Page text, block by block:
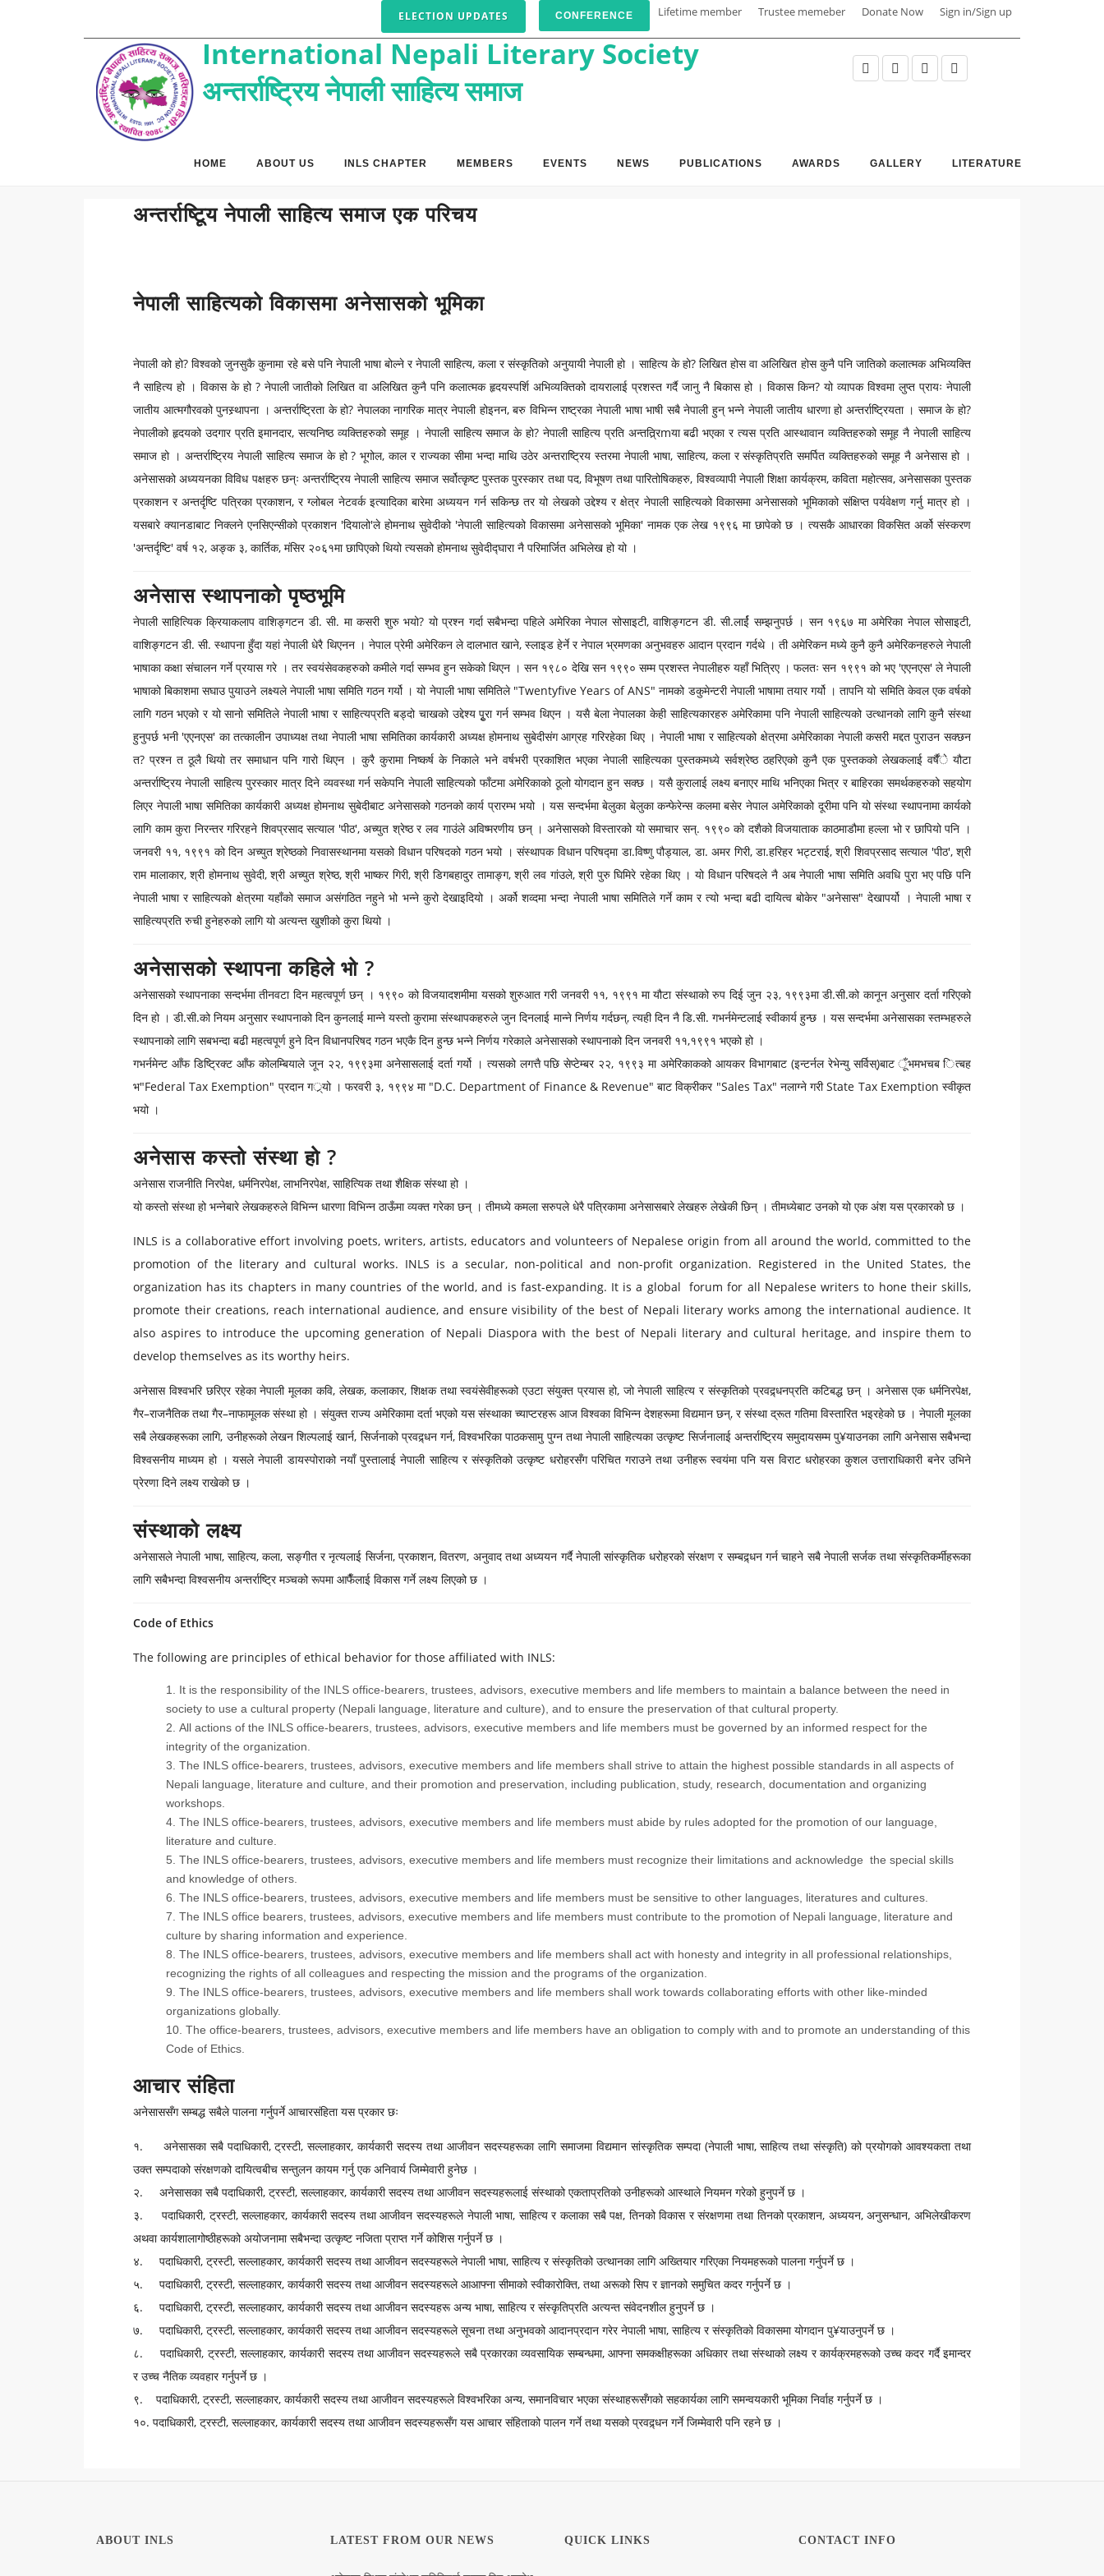
ELECTION UPDATES CONFERENCE Lifetime member Trustee memeber Donate Now Sign in/Sign up
International Nepali Literary Society
अन्तर्राष्ट्रिय नेपाली साहित्य समाज
HOME ABOUT US INLS CHAPTER MEMBERS EVENTS NEWS PUBLICATIONS AWARDS GALLERY LITERATURE
अन्तर्राष्टिूय नेपाली साहित्य समाज एक परिचय
नेपाली साहित्यको विकासमा अनेसासको भूमिका
नेपाली को हो? विश्वको जुनसुकै कुनामा रहे बसे पनि नेपाली भाषा बोल्ने र नेपाली साहित्य, कला र संस्कृतिको अनुयायी नेपाली हो । साहित्य के हो? लिखित होस वा अलिखित होस कुनै पनि जातिको कलात्मक अभिव्यक्ति
नै साहित्य हो । विकास के हो ? नेपाली जातीको लिखित वा अलिखित कुनै पनि कलात्मक हृदयस्पर्शि अभिव्यक्तिको दायरालाई प्रशस्त गर्दै जानु नै बिकास हो । विकास किन? यो व्यापक विश्वमा लुप्त प्रायः नेपाली
जातीय आत्मगौरवको पुनस्र्थापना । अन्तर्राष्ट्रिता के हो? नेपालका नागरिक मात्र नेपाली होइनन, बरु विभिन्न राष्ट्रका नेपाली भाषा भाषी सबै नेपाली हुन् भन्ने नेपाली जातीय धारणा हो अन्तर्राष्ट्रियता । समाज के हो?
नेपालीको हृदयको उदगार प्रति इमानदार, सत्यनिष्ठ व्यक्तिहरुको समूह । नेपाली साहित्य समाज के हो? नेपाली साहित्य प्रति अन्तत्र्रिmया बढी भएका र त्यस प्रति आस्थावान व्यक्तिहरुको समूह नै नेपाली साहित्य
समाज हो । अन्तर्राष्ट्रिय नेपाली साहित्य समाज के हो ? भूगोल, काल र राज्यका सीमा भन्दा माथि उठेर अन्तराष्ट्रिय स्तरमा नेपाली भाषा, साहित्य, कला र संस्कृतिप्रति समर्पित व्यक्तिहरुको समूह नै अनेसास हो ।
अनेसासको अध्ययनका विविध पक्षहरु छन्ः अन्तर्राष्ट्रिय नेपाली साहित्य समाज सर्वोत्कृष्ट पुस्तक पुरस्कार तथा पद, विभूषण तथा पारितोषिकहरु, विश्वव्यापी नेपाली शिक्षा कार्यक्रम, कविता महोत्सव, अनेसासका पुस्तक
प्रकाशन र अन्तर्दृष्टि पत्रिका प्रकाशन, र ग्लोबल नेटवर्क इत्यादिका बारेमा अध्ययन गर्न सकिन्छ तर यो लेखको उद्देश्य र क्षेत्र नेपाली साहित्यको विकासमा अनेसासको भूमिकाको संक्षिप्त पर्यवेक्षण गर्नु मात्र हो ।
यसबारे क्यानडाबाट निक्लने एनसिएन्सीको प्रकाशन 'दियालो'ले होमनाथ सुवेदीको 'नेपाली साहित्यको विकासमा अनेसासको भूमिका' नामक एक लेख १९९६ मा छापेको छ । त्यसकै आधारका विकसित अर्को संस्करण
'अन्तर्दृष्टि' वर्ष १२, अङ्क ३, कार्तिक, मंसिर २०६१मा छापिएको थियो त्यसको होमनाथ सुवेदीद्घारा नै परिमार्जित अभिलेख हो यो ।
अनेसास स्थापनाको पृष्ठभूमि
नेपाली साहित्यिक क्रियाकलाप वाशिङ्गटन डी. सी. मा कसरी शुरु भयो? यो प्रश्न गर्दा सबैभन्दा पहिले अमेरिका नेपाल सोसाइटी, वाशिङ्गटन डी. सी.लार्ई सम्झनुपर्छ । सन १९६७ मा अमेरिका नेपाल सोसाइटी,
वाशिङ्गटन डी. सी. स्थापना हुँदा यहां नेपाली धेरै थिएनन । नेपाल प्रेमी अमेरिकन ले दालभात खाने, स्लाइड हेर्ने र नेपाल भ्रमणका अनुभवहरु आदान प्रदान गर्दथे । ती अमेरिकन मध्ये कुनै कुनै अमेरिकनहरुले नेपाली
भाषाका कक्षा संचालन गर्ने प्रयास गरे । तर स्वयंसेवकहरुको कमीले गर्दा सम्भव हुन सकेको थिएन । सन १९८० देखि सन १९९० सम्म प्रशस्त नेपालीहरु यहाँ भित्रिए । फलतः सन १९९१ को भए 'एएनएस' ले नेपाली
भाषाको बिकाशमा सघाउ पुयाउने लक्ष्यले नेपाली भाषा समिति गठन गर्यो । यो नेपाली भाषा समितिले "Twentyfive Years of ANS" नामको डकुमेन्टरी नेपाली भाषामा तयार गर्यो । तापनि यो समिति केवल एक वर्षको
लागि गठन भएको र यो सानो समितिले नेपाली भाषा र साहित्यप्रति बड्दो चाखको उद्देश्य पृुरा गर्न सम्भव थिएन । यसै बेला नेपालका केही साहित्यकारहरु अमेरिकामा पनि नेपाली साहित्यको उत्थानको लागि कुनै संस्था
हुनुपर्छ भनी 'एएनएस' का तत्कालीन उपाध्यक्ष तथा नेपाली भाषा समितिका कार्यकारी अध्यक्ष होमनाथ सुबेदीसंग आग्रह गरिरहेका थिए । नेपाली भाषा र साहित्यको क्षेत्रमा अमेरिकाका नेपाली कसरी मद्दत पुराउन सक्छन
त? प्रश्न त ठूलै थियो तर समाधान पनि गारो थिएन । कुरै कुरामा निष्कर्ष के निकाले भने वर्षभरी प्रकाशित भएका नेपाली साहित्यका पुस्तकमध्ये सर्वश्रेष्ठ ठहरिएको कुनै एक पुस्तकको लेखकलाई वर्षैंे यौटा
अन्तर्राष्ट्रिय नेपाली साहित्य पुरस्कार मात्र दिने व्यवस्था गर्न सकेपनि नेपाली साहित्यको फाँटमा अमेरिकाको ठूलो योगदान हुन सक्छ । यसै कुरालाई लक्ष्य बनाएर माथि भनिएका भित्र र बाहिरका समर्थकहरुको सहयोग
लिएर नेपाली भाषा समितिका कार्यकारी अध्यक्ष होमनाथ सुबेदीबाट अनेसासको गठनको कार्य प्रारम्भ भयो । यस सन्दर्भमा बेलुका बेलुका कन्फेरेन्स कलमा बसेर नेपाल अमेरिकाको दूरीमा पनि यो संस्था स्थापनामा कार्यको
लागि काम कुरा निरन्तर गरिरहने शिवप्रसाद सत्याल 'पीठ', अच्युत श्रेष्ठ र लव गाउंले अविष्मरणीय छन् । अनेसासको विस्तारको यो समाचार सन्. १९९० को दशैको विजयाताक काठमाडौमा हल्ला भो र छापियो पनि ।
जनवरी ११, १९९१ को दिन अच्युत श्रेष्ठको निवासस्थानमा यसको विधान परिषदको गठन भयो । संस्थापक विधान परिषद्मा डा.विष्णु पौड्याल, डा. अमर गिरी, डा.हरिहर भट्टराई, श्री शिवप्रसाद सत्याल 'पीठ', श्री
राम मालाकार, श्री होमनाथ सुवेदी, श्री अच्युत श्रेष्ठ, श्री भाष्कर गिरी, श्री डिगबहादुर तामाङ्ग, श्री लव गांउले, श्री पुरु घिमिरे रहेका थिए । यो विधान परिषदले नै अब नेपाली भाषा समिति अवधि पुरा भए पछि पनि
नेपाली भाषा र साहित्यको क्षेत्रमा यहाँको समाज असंगठित नहुने भो भन्ने कुरो देखाइदियो । अर्को शव्दमा भन्दा नेपाली भाषा समितिले गर्ने काम र त्यो भन्दा बढी दायित्व बोकेर "अनेसास" देखापर्यो । नेपाली भाषा र
साहित्यप्रति रुची हुनेहरुको लागि यो अत्यन्त खुशीको कुरा थियो ।
अनेसासको स्थापना कहिले भो ?
अनेसासको स्थापनाका सन्दर्भमा तीनवटा दिन महत्वपूर्ण छन् । १९९० को विजयादशमीमा यसको शुरुआत गरी जनवरी ११, १९९१ मा यौटा संस्थाको रुप दिई जुन २३, १९९३मा डी.सी.को कानून अनुसार दर्ता गरिएको
दिन हो । डी.सी.को नियम अनुसार स्थापनाको दिन कुनलाई मान्ने यस्तो कुरामा संस्थापकहरुले जुन दिनलाई मान्ने निर्णय गर्दछन्, त्यही दिन नै डि.सी. गभर्नमेन्टलाई स्वीकार्य हुन्छ । यस सन्दर्भमा अनेसासका स्तम्भहरुले
स्थापनाको लागि सबभन्दा बढी महत्वपूर्ण हुने दिन विधानपरिषद गठन भएकै दिन हुन्छ भन्ने निर्णय गरेकाले अनेसासको स्थापनाको दिन जनवरी ११,१९९१ भएको हो ।
गभर्नमेन्ट आँफ डिष्ट्रिक्ट आँफ कोलम्बियाले जून २२, १९९३मा अनेसासलाई दर्ता गर्यो । त्यसको लगत्तै पछि सेप्टेम्बर २२, १९९३ मा अमेरिकाकको आयकर विभागबाट (इन्टर्नल रेभेन्यु सर्विस्)बाट ूँभमभचब ित्बह
भ"Federal Tax Exemption" प्रदान गर््यो । फरवरी ३, १९९४ मा "D.C. Department of Finance & Revenue" बाट विक्रीकर "Sales Tax" नलाग्ने गरी State Tax Exemption स्वीकृत
भयो ।
अनेसास कस्तो संस्था हो ?
अनेसास राजनीति निरपेक्ष, धर्मनिरपेक्ष, लाभनिरपेक्ष, साहित्यिक तथा शैक्षिक संस्था हो ।
यो कस्तो संस्था हो भन्नेबारे लेखकहरुले विभिन्न धारणा विभिन्न ठाऊँमा व्यक्त गरेका छन् । तीमध्ये कमला सरुपले धेरै पत्रिकामा अनेसासबारे लेखहरु लेखेकी छिन् । तीमध्येबाट उनको यो एक अंश यस प्रकारको छ ।
INLS is a collaborative effort involving poets, writers, artists, educators and volunteers of Nepalese origin from all around the world, committed to the
promotion of the literary and cultural works. INLS is a secular, non-political and non-profit organization. Registered in the United States, the
organization has its chapters in many countries of the world, and is fast-expanding. It is a global forum for all Nepalese writers to hone their skills,
promote their creations, reach international audience, and ensure visibility of the best of Nepali literary works among the international audience. It
also aspires to introduce the upcoming generation of Nepali Diaspora with the best of Nepali literary and cultural heritage, and inspire them to
develop themselves as its worthy heirs.
अनेसास विश्वभरि छरिएर रहेका नेपाली मूलका कवि, लेखक, कलाकार, शिक्षक तथा स्वयंसेवीहरूको एउटा संयुक्त प्रयास हो, जो नेपाली साहित्य र संस्कृतिको प्रवद्र्धनप्रति कटिबद्ध छन् । अनेसास एक धर्मनिरपेक्ष,
गैर–राजनैतिक तथा गैर–नाफामूलक संस्था हो । संयुक्त राज्य अमेरिकामा दर्ता भएको यस संस्थाका च्याप्टरहरू आज विश्वका विभिन्न देशहरूमा विद्यमान छन्, र संस्था द्रूत गतिमा विस्तारित भइरहेको छ । नेपाली मूलका
सबै लेखकहरूका लागि, उनीहरूको लेखन शिल्पलाई खार्न, सिर्जनाको प्रवद्र्धन गर्न, विश्वभरिका पाठकसामु पुग्न तथा नेपाली साहित्यका उत्कृष्ट सिर्जनालाई अन्तर्राष्ट्रिय समुदायसम्म पु¥याउनका लागि अनेसास सबैभन्दा
विश्वसनीय माध्यम हो । यसले नेपाली डायस्पोराको नयाँ पुस्तालाई नेपाली साहित्य र संस्कृतिको उत्कृष्ट धरोहरसँग परिचित गराउने तथा उनीहरू स्वयंमा पनि यस विराट धरोहरका कुशल उत्ताराधिकारी बनेर उभिने
प्रेरणा दिने लक्ष्य राखेको छ ।
संस्थाको लक्ष्य
अनेसासले नेपाली भाषा, साहित्य, कला, सङ्गीत र नृत्यलाई सिर्जना, प्रकाशन, वितरण, अनुवाद तथा अध्ययन गर्दै नेपाली सांस्कृतिक धरोहरको संरक्षण र सम्बद्र्धन गर्न चाहने सबै नेपाली सर्जक तथा संस्कृतिकर्मीहरूका
लागि सबैभन्दा विश्वसनीय अन्तर्राष्ट्रि मञ्चको रूपमा आफैँलाई विकास गर्ने लक्ष्य लिएको छ ।
Code of Ethics
The following are principles of ethical behavior for those affiliated with INLS:
It is the responsibility of the INLS office-bearers, trustees, advisors, executive members and life members to maintain a balance between the need in
society to use a cultural property (Nepali language, literature and culture), and to ensure the preservation of that cultural property.
All actions of the INLS office-bearers, trustees, advisors, executive members and life members must be governed by an informed respect for the
integrity of the organization.
The INLS office-bearers, trustees, advisors, executive members and life members shall strive to attain the highest possible standards in all aspects of
Nepali language, literature and culture, and their promotion and preservation, including publication, study, research, documentation and organizing
workshops.
The INLS office-bearers, trustees, advisors, executive members and life members must abide by rules adopted for the promotion of our language,
literature and culture.
The INLS office-bearers, trustees, advisors, executive members and life members must recognize their limitations and acknowledge the special skills
and knowledge of others.
The INLS office-bearers, trustees, advisors, executive members and life members must be sensitive to other languages, literatures and cultures.
The INLS office bearers, trustees, advisors, executive members and life members must contribute to the promotion of Nepali language, literature and
culture by sharing information and experience.
The INLS office-bearers, trustees, advisors, executive members and life members shall act with honesty and integrity in all professional relationships,
recognizing the rights of all colleagues and respecting the mission and the programs of the organization.
The INLS office-bearers, trustees, advisors, executive members and life members shall work towards collaborating efforts with other like-minded
organizations globally.
The office-bearers, trustees, advisors, executive members and life members have an obligation to comply with and to promote an understanding of this
Code of Ethics.
आचार संहिता
अनेसाससँग सम्बद्ध सबैले पालना गर्नुपर्ने आचारसंहिता यस प्रकार छः
१. अनेसासका सबै पदाधिकारी, ट्रस्टी, सल्लाहकार, कार्यकारी सदस्य तथा आजीवन सदस्यहरूका लागि समाजमा विद्यमान सांस्कृतिक सम्पदा (नेपाली भाषा, साहित्य तथा संस्कृति) को प्रयोगको आवश्यकता तथा
उक्त सम्पदाको संरक्षणको दायित्वबीच सन्तुलन कायम गर्नु एक अनिवार्य जिम्मेवारी हुनेछ ।
२. अनेसासका सबै पदाधिकारी, ट्रस्टी, सल्लाहकार, कार्यकारी सदस्य तथा आजीवन सदस्यहरूलाई संस्थाको एकताप्रतिको उनीहरूको आस्थाले नियमन गरेको हुनुपर्ने छ ।
३. पदाधिकारी, ट्रस्टी, सल्लाहकार, कार्यकारी सदस्य तथा आजीवन सदस्यहरूले नेपाली भाषा, साहित्य र कलाका सबै पक्ष, तिनको विकास र संरक्षणमा तथा तिनको प्रकाशन, अध्ययन, अनुसन्धान, अभिलेखीकरण
अथवा कार्यशालागोष्ठीहरूको अयोजनामा सबैभन्दा उत्कृष्ट नजिता प्राप्त गर्ने कोशिस गर्नुपर्ने छ ।
४. पदाधिकारी, ट्रस्टी, सल्लाहकार, कार्यकारी सदस्य तथा आजीवन सदस्यहरूले नेपाली भाषा, साहित्य र संस्कृतिको उत्थानका लागि अख्तियार गरिएका नियमहरूको पालना गर्नुपर्ने छ ।
५. पदाधिकारी, ट्रस्टी, सल्लाहकार, कार्यकारी सदस्य तथा आजीवन सदस्यहरूले आआफ्ना सीमाको स्वीकारोक्ति, तथा अरूको सिप र ज्ञानको समुचित कदर गर्नुपर्ने छ ।
६. पदाधिकारी, ट्रस्टी, सल्लाहकार, कार्यकारी सदस्य तथा आजीवन सदस्यहरू अन्य भाषा, साहित्य र संस्कृतिप्रति अत्यन्त संवेदनशील हुनुपर्ने छ ।
७. पदाधिकारी, ट्रस्टी, सल्लाहकार, कार्यकारी सदस्य तथा आजीवन सदस्यहरूले सूचना तथा अनुभवको आदानप्रदान गरेर नेपाली भाषा, साहित्य र संस्कृतिको विकासमा योगदान पु¥याउनुपर्ने छ ।
८. पदाधिकारी, ट्रस्टी, सल्लाहकार, कार्यकारी सदस्य तथा आजीवन सदस्यहरूले सबै प्रकारका व्यवसायिक सम्बन्धमा, आफ्ना समकक्षीहरूका अधिकार तथा संस्थाको लक्ष्य र कार्यक्रमहरूको उच्च कदर गर्दै इमान्दर
र उच्च नैतिक व्यवहार गर्नुपर्ने छ ।
९. पदाधिकारी, ट्रस्टी, सल्लाहकार, कार्यकारी सदस्य तथा आजीवन सदस्यहरूले विश्वभरिका अन्य, समानविचार भएका संस्थाहरूसँगको सहकार्यका लागि समन्वयकारी भूमिका निर्वाह गर्नुपर्ने छ ।
१०. पदाधिकारी, ट्रस्टी, सल्लाहकार, कार्यकारी सदस्य तथा आजीवन सदस्यहरूसँग यस आचार संहिताको पालन गर्ने तथा यसको प्रवद्र्धन गर्ने जिम्मेवारी पनि रहने छ ।
ABOUT INLS LATEST FROM OUR NEWS QUICK LINKS CONTACT INFO